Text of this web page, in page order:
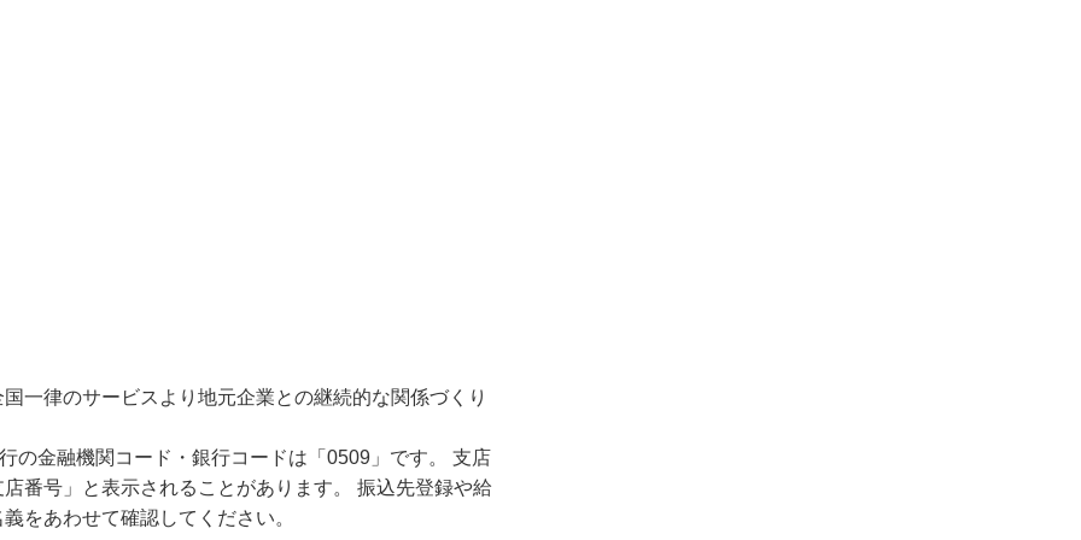
一律のサービスより地元企業との継続的な関係づくり
の金融機関コード・銀行コードは「0509」です。 支店
番号」と表示されることがあります。 振込先登録や給
をあわせて確認してください。